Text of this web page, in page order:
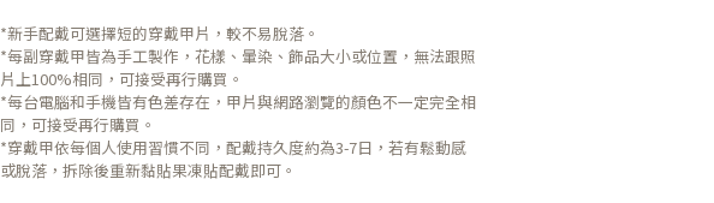
*新手配戴可選擇短的穿戴甲片，較不易脫落。
*每副穿戴甲皆為手工製作，花樣、暈染、飾品大小或位置，無法跟照
片上100%相同，可接受再行購買。
*每台電腦和手機皆有色差存在，甲片與網路瀏覽的顏色不一定完全相
同，可接受再行購買。
*穿戴甲依每個人使用習慣不同，配戴持久度約為3-7日，若有鬆動感
或脫落，拆除後重新黏貼果凍貼配戴即可。